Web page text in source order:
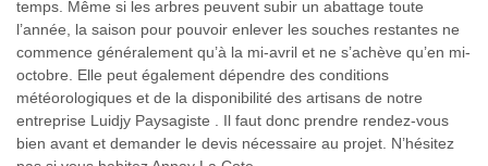
temps. Même si les arbres peuvent subir un abattage toute
l’année, la saison pour pouvoir enlever les souches restantes ne
commence généralement qu’à la mi-avril et ne s’achève qu’en mi-
octobre. Elle peut également dépendre des conditions
météorologiques et de la disponibilité des artisans de notre
entreprise Luidjy Paysagiste . Il faut donc prendre rendez-vous
bien avant et demander le devis nécessaire au projet. N’hésitez